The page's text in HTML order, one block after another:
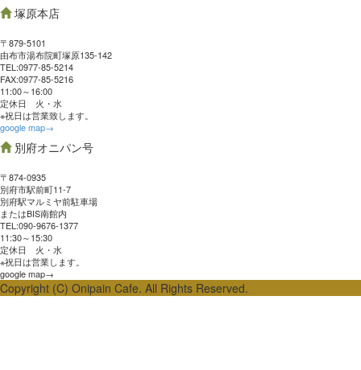
塚原本店
〒879-5101
由布市湯布院町塚原135-142
TEL:0977‐85-5214
FAX:0977‐85-5216
11:00～16:00
定休日 火・水
※祝日は営業致します。
google map→
別府オニパン号
〒874-0935
別府市駅前町11-7
別府駅マルミヤ前駐車場
またはBIS南館内
TEL:090-9676-1377
11:30～15:30
定休日 火・水
※祝日は営業します。
google map→
Copyright (C) Onipain Cafe. All Rights Reserved.